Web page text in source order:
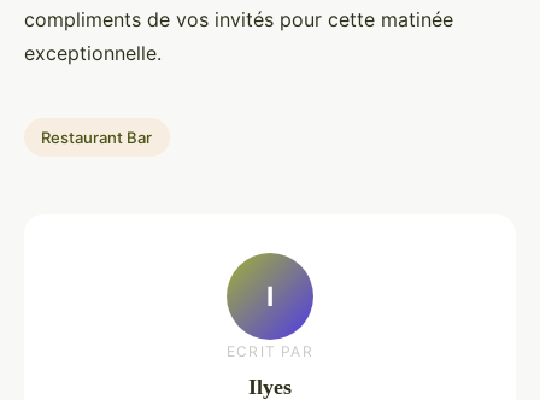
compliments de vos invités pour cette matinée
exceptionnelle.
Restaurant Bar
I
ECRIT PAR
Ilyes